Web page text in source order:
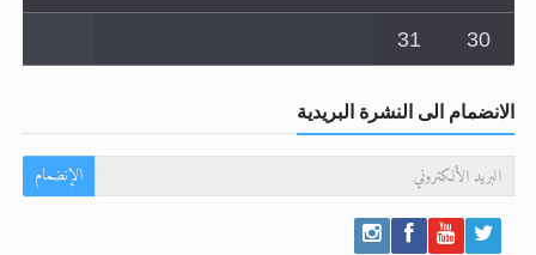
30
31
الانضمام الى النشرة البريدية
الإنضمام